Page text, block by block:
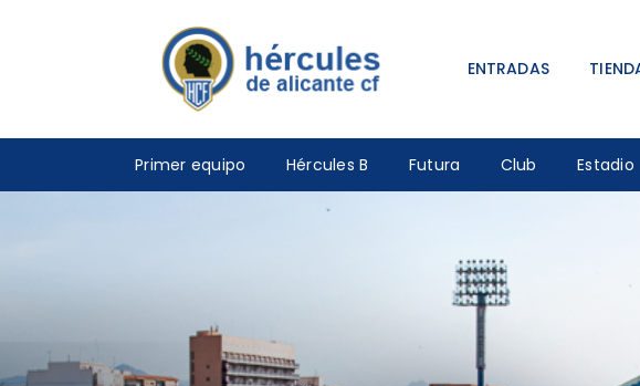
ENTRADAS
Primer equipo Hércules B Futura Club Estadio
TIENDA